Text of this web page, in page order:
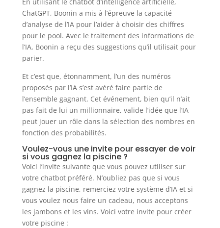
ChatGPT, Boonin a mis à l’épreuve la capacité
d’analyse de l’IA pour l’aider à choisir des chiffres
pour le pool. Avec le traitement des informations de
l’IA, Boonin a reçu des suggestions qu’il utilisait pour
parier.
Et c’est que, étonnamment, l’un des numéros
proposés par l’IA s’est avéré faire partie de
l’ensemble gagnant. Cet événement, bien qu’il n’ait
pas fait de lui un millionnaire, valide l’idée que l’IA
peut jouer un rôle dans la sélection des nombres en
fonction des probabilités.
Voulez-vous une invite pour essayer de voir
si vous gagnez la piscine ?
Voici l’invite suivante que vous pouvez utiliser sur
votre chatbot préféré. N’oubliez pas que si vous
gagnez la piscine, remerciez votre système d’IA et si
vous voulez nous faire un cadeau, nous acceptons
les jambons et les vins. Voici votre invite pour créer
votre piscine :